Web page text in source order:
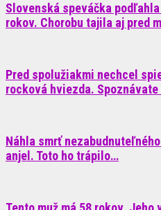
Slovenská speváčka
rokov. Chorobu tajila aj pred
Pred spolužiakmi nechcel
rocková hviezda.
Náhla smrť
anjel. Toto ho trápilo…